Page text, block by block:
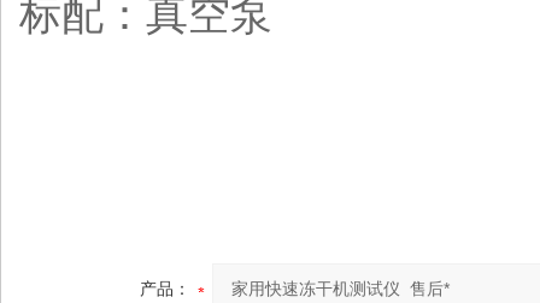
标配 ：真空泵
产品：